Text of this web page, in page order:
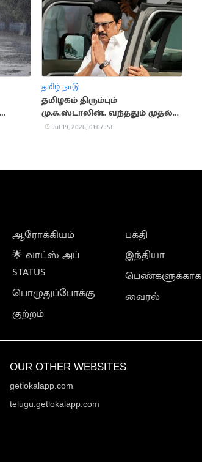
தமிழ் நாடு
தமிழகம் திரும்பும்
மு.க.ஸ்டாலின்.. வந்ததும் முதல்
நடவடிக்கை
Jul 19, 2026, 01:07 IST
ஆரோக்கியம்
🌟 வாட்ஸ் அப்
STATUS
பொழுதுப்போக்கு
குற்றம்
பக்தி
இந்தியா
பெண்களுக்காக
வைரல்
OUR OTHER WEBSITES
getlokalapp.com
telugu.getlokalapp.com